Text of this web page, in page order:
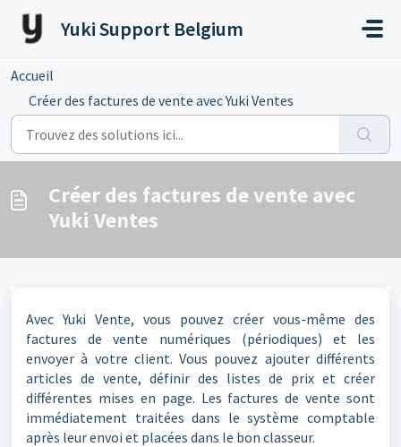
Yuki Support Belgium
Accueil
Créer des factures de vente avec Yuki Ventes
Créer des factures de vente avec
Yuki Ventes
Avec Yuki Vente, vous pouvez créer vous-même des
factures de vente numériques (périodiques) et les
envoyer à votre client. Vous pouvez ajouter différents
articles de vente, définir des listes de prix et créer
différentes mises en page. Les factures de vente sont
immédiatement traitées dans le système comptable
après leur envoi et placées dans le bon classeur.